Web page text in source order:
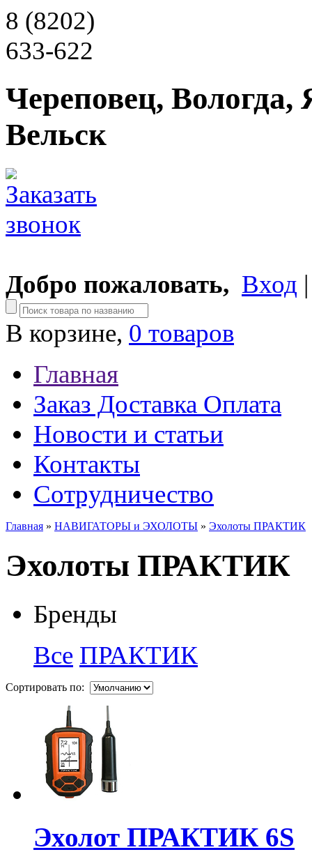
8 (8202)
633-622
Череповец, Вологда,
Вельск
Добро пожаловать, Вход
В корзине, 0 товаров
Главная
Заказ Доставка Оплата
Новости и статьи
Контакты
Сотрудничество
Главная » НАВИГАТОРЫ и ЭХОЛОТЫ » Эхолоты ПРАКТИК
Эхолоты ПРАКТИК
Бренды
Все ПРАКТИК
Сортировать по:
Эхолот ПРАКТИК 6S